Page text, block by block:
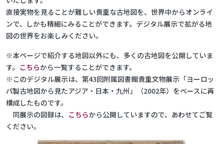
直接実物を見ることが難しい貴重な古地図を、世界中からオンライ
ンで、しかも精細にみることができます。デジタル展示で拡がる地
図の世界をお楽しみください。
※本ページで紹介する地図以外にも、多くの古地図を公開していま
す。 こちらから一覧することができます。
※このデジタル展示は、第43回附属図書館貴重文物展示「ヨーロッ
パ製古地図から見たアジア・日本・九州」（2002年）をベースに再
構成したものです。
同展示の図録は、 こちらから公開していますので、あわせてご覧
ください。